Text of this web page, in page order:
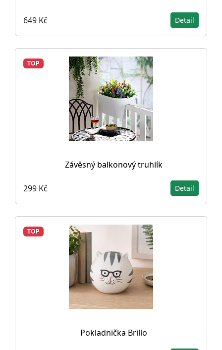
649 Kč Detail
TOP
Závěsný balkonový truhlík
299 Kč Detail
TOP
Pokladnička Brillo